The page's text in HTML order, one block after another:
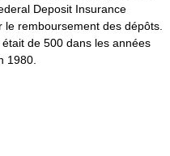
Deposit Insurance
remboursement des dépôts.
de 500 dans les années
1980.